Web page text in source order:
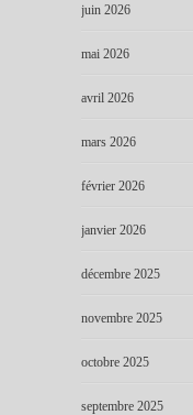
juin 2026
mai 2026
avril 2026
mars 2026
février 2026
janvier 2026
décembre 2025
novembre 2025
octobre 2025
septembre 2025